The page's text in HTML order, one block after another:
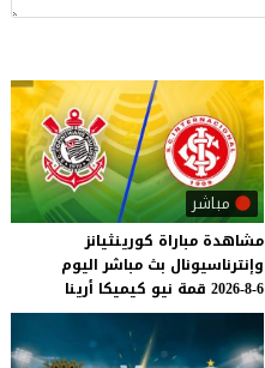
مباشر
مشاهدة مباراة كورينثيانز
وإنترناسيونال بث مباشر اليوم
6-8-2026
قمة نيو كيميكا أرينا